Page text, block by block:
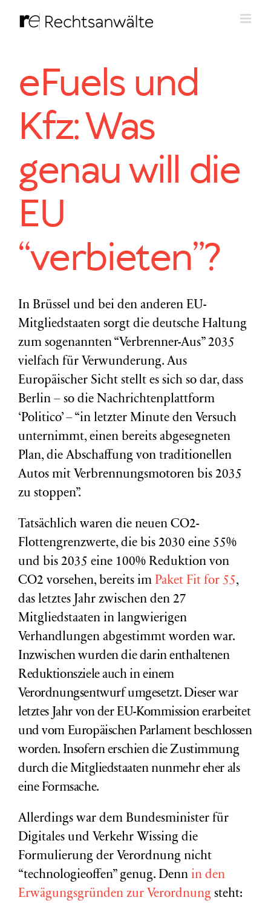
Inhalt
eFuels und
Kfz: Was
genau will die
EU
“verbieten”?
In Brüssel und bei den anderen EU-
Mitgliedstaaten sorgt die deutsche Haltung
zum sogenannten “Verbrenner-Aus” 2035
vielfach für Verwunderung. Aus
Europäischer Sicht stellt es sich so dar, dass
Berlin – so die Nachrichtenplattform
‘Politico’ – “in letzter Minute den Versuch
unternimmt, einen bereits abgesegneten
Plan, die Abschaffung von traditionellen
Autos mit Verbrennungsmotoren bis 2035
zu stoppen”.
Tatsächlich waren die neuen CO2-
Flottengrenzwerte, die bis 2030 eine 55%
und bis 2035 eine 100% Reduktion von
CO2 vorsehen, bereits im Paket Fit for 55,
das letztes Jahr zwischen den 27
Mitgliedstaaten in langwierigen
Verhandlungen abgestimmt worden war.
Inzwischen wurden die darin enthaltenen
Reduktionsziele auch in einem
Verordnungsentwurf umgesetzt. Dieser war
letztes Jahr von der EU-Kommission erarbeitet
und vom Europäischen Parlament beschlossen
worden. Insofern erschien die Zustimmung
durch die Mitgliedstaaten nunmehr eher als
eine Formsache.
Allerdings war dem Bundesminister für
Digitales und Verkehr Wissing die
Formulierung der Verordnung nicht
“technologieoffen” genug. Denn in den
Erwägungsgründen zur Verordnung steht: